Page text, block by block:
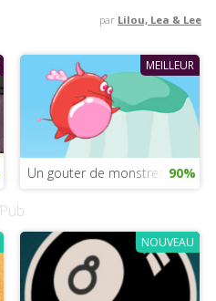
par Lilou, Lea & Lee
MEILLEUR
Un gouter de monstres 90%
Pub
NOUVEAU